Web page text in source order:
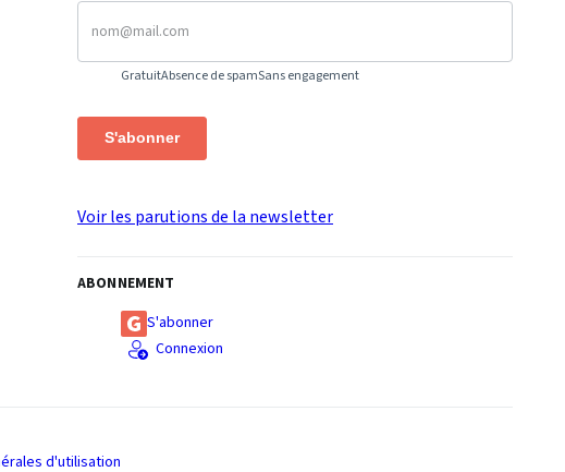
GratuitAbsence de spamSans engagement
S'abonner
Voir les parutions de la newsletter
ABONNEMENT
S'abonner
Connexion
d'utilisation